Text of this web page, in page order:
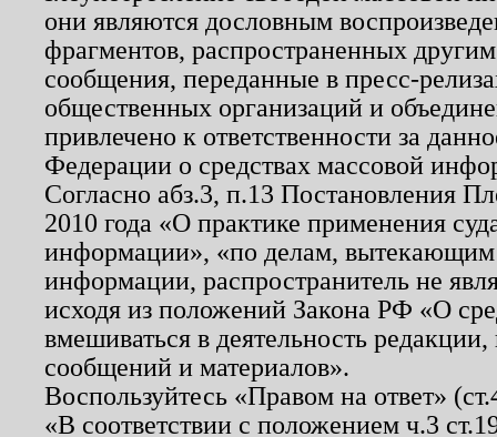
они являются дословным
фрагментов, распространенных
сообщения, переданные в пресс-
общественных организаций и
привлечено к ответственности за
Федерации о средствах массовой
Согласно абз.3, п.13 Постановления
2010 года «О практике применения
информации», «по делам, вытекающим
информации, распространитель не
исходя из положений Закона РФ «О
вмешиваться в деятельность
сообщений и материалов».
Воспользуйтесь «Правом на ответ»
«В соответствии с положением ч.3